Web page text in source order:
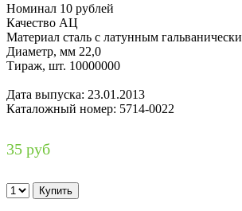
Номинал 10 рублей
Качество АЦ
Материал сталь с латунным
Диаметр, мм 22,0
Тираж, шт. 10000000
Дата выпуска: 23.01.2013
Каталожный номер: 5714-0022
35 руб